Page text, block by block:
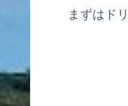
まずはド